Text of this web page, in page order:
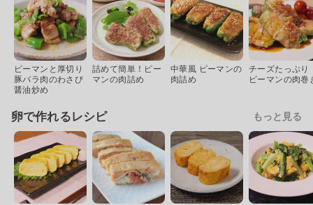
ピーマンと厚切り
豚バラ肉のわさび
醤油炒め
詰めて簡単！ピー
マンの肉詰め
中華風 ピーマンの
肉詰め
チーズたっぷり
ピーマンの肉巻
卵で作れるレシピ もっと見る